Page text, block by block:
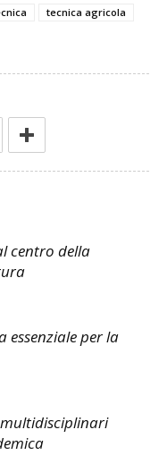
tecnica agricola
centro della
per la